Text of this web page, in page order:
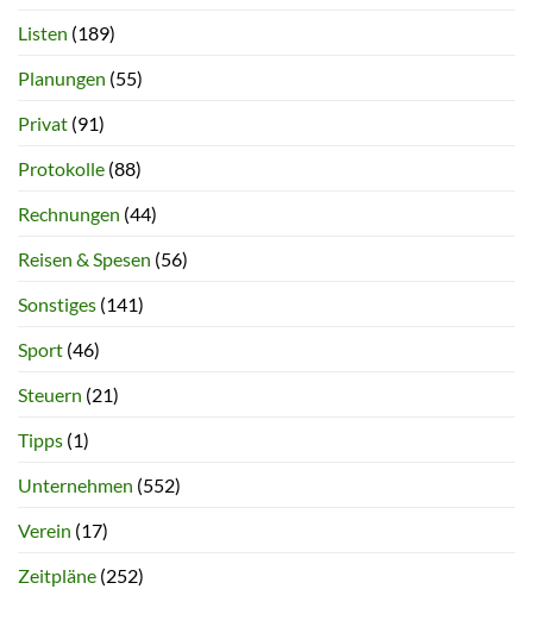
Listen (189)
Planungen (55)
Privat (91)
Protokolle (88)
Rechnungen (44)
Reisen & Spesen (56)
Sonstiges (141)
Sport (46)
Steuern (21)
Tipps (1)
Unternehmen (552)
Verein (17)
Zeitpläne (252)